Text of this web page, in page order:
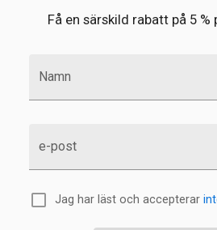
Få en särskild rabatt på 5
Namn
e-post
Jag har läst och accepterar